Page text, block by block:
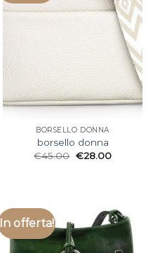
BORSELLO DONNA
borsello donna
€45.00 €28.00
In offerta!